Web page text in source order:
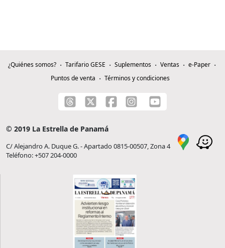
¿Quiénes somos? Tarifario GESE Suplementos Ventas
e-Paper
Puntos de venta
Términos y condiciones
© 2019 La Estrella de Panamá
C/ Alejandro A. Duque G. - Apartado 0815-00507, Zona 4
Teléfono: +507 204-0000